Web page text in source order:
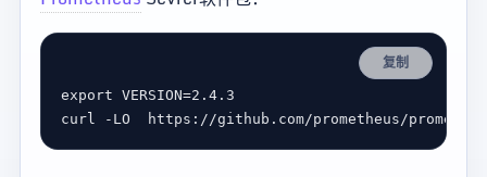
复制
export VERSION=